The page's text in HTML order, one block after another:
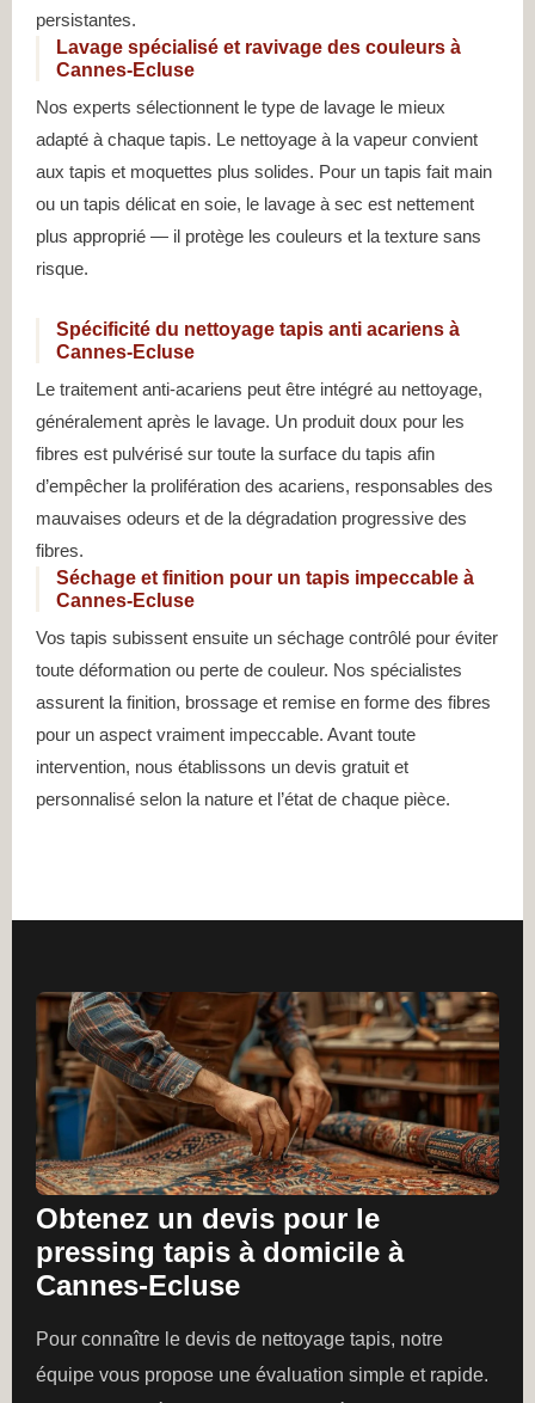
persistantes.
Lavage spécialisé et ravivage des couleurs à
Cannes-Ecluse
Nos experts sélectionnent le type de lavage le mieux
adapté à chaque tapis. Le nettoyage à la vapeur convient
aux tapis et moquettes plus solides. Pour un tapis fait main
ou un tapis délicat en soie, le lavage à sec est nettement
plus approprié — il protège les couleurs et la texture sans
risque.
Spécificité du nettoyage tapis anti acariens à
Cannes-Ecluse
Le traitement anti-acariens peut être intégré au nettoyage,
généralement après le lavage. Un produit doux pour les
fibres est pulvérisé sur toute la surface du tapis afin
d’empêcher la prolifération des acariens, responsables des
mauvaises odeurs et de la dégradation progressive des
fibres.
Séchage et finition pour un tapis impeccable à
Cannes-Ecluse
Vos tapis subissent ensuite un séchage contrôlé pour éviter
toute déformation ou perte de couleur. Nos spécialistes
assurent la finition, brossage et remise en forme des fibres
pour un aspect vraiment impeccable. Avant toute
intervention, nous établissons un devis gratuit et
personnalisé selon la nature et l’état de chaque pièce.
Obtenez un devis pour le
pressing tapis à domicile à
Cannes-Ecluse
Pour connaître le devis de nettoyage tapis, notre
équipe vous propose une évaluation simple et rapide.